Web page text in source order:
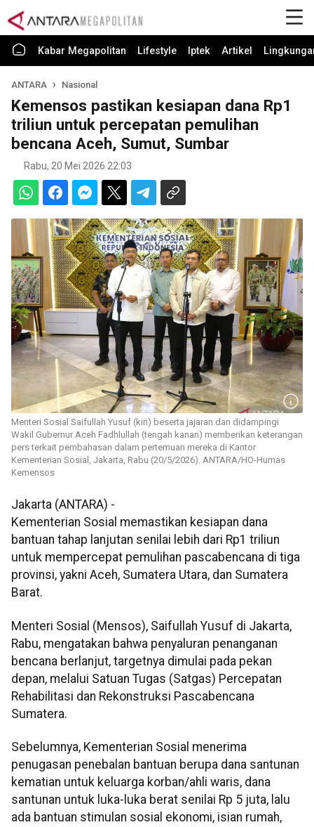
Kabar Megapolitan Lifestyle Iptek Artikel
ANTARA Nasional
Kemensos pastikan kesiapan dana Rp1
triliun untuk percepatan pemulihan
bencana Aceh, Sumut, Sumbar
Rabu, 20 Mei 2026 22:03
Menteri Sosial Saifullah Yusuf (kiri) beserta jajaran dan didampingi
Wakil Gubernur Aceh Fadhlullah (tengah kanan) memberikan keterangan
pers terkait pembahasan dalam pertemuan mereka di Kantor
Kementerian Sosial, Jakarta, Rabu (20/5/2026). ANTARA/HO-Humas
Kemensos
Jakarta (ANTARA) -
Kementerian Sosial memastikan kesiapan dana
bantuan tahap lanjutan senilai lebih dari Rp1 triliun
untuk mempercepat pemulihan pascabencana di tiga
provinsi, yakni Aceh, Sumatera Utara, dan Sumatera
Barat.
Menteri Sosial (Mensos), Saifullah Yusuf di Jakarta,
Rabu, mengatakan bahwa penyaluran penanganan
bencana berlanjut, targetnya dimulai pada pekan
depan, melalui Satuan Tugas (Satgas) Percepatan
Rehabilitasi dan Rekonstruksi Pascabencana
Sumatera.
Sebelumnya, Kementerian Sosial menerima
penugasan penebalan bantuan berupa dana santunan
kematian untuk keluarga korban/ahli waris, dana
santunan untuk luka-luka berat senilai Rp 5 juta, lalu
ada bantuan stimulan sosial ekonomi, isian rumah,